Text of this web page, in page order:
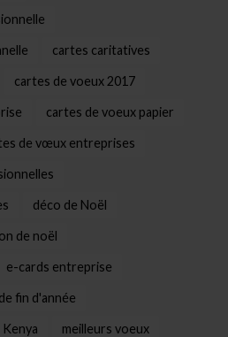
cartes caritatives
cartes de voeux 2017
cartes de voeux papier
de vœux entreprises
déco de Noël
de noël
e-cards entreprise
fin d'année
Kenya meilleurs voeux